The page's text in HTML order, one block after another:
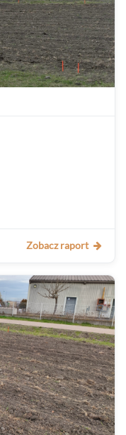
Zobacz raport